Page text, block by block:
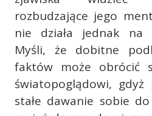
rozbudzające jego
nie działa jednak na
Myśli, że dobitne
faktów może obrócić
światopoglądowi, gdyż
stałe dawanie sobie